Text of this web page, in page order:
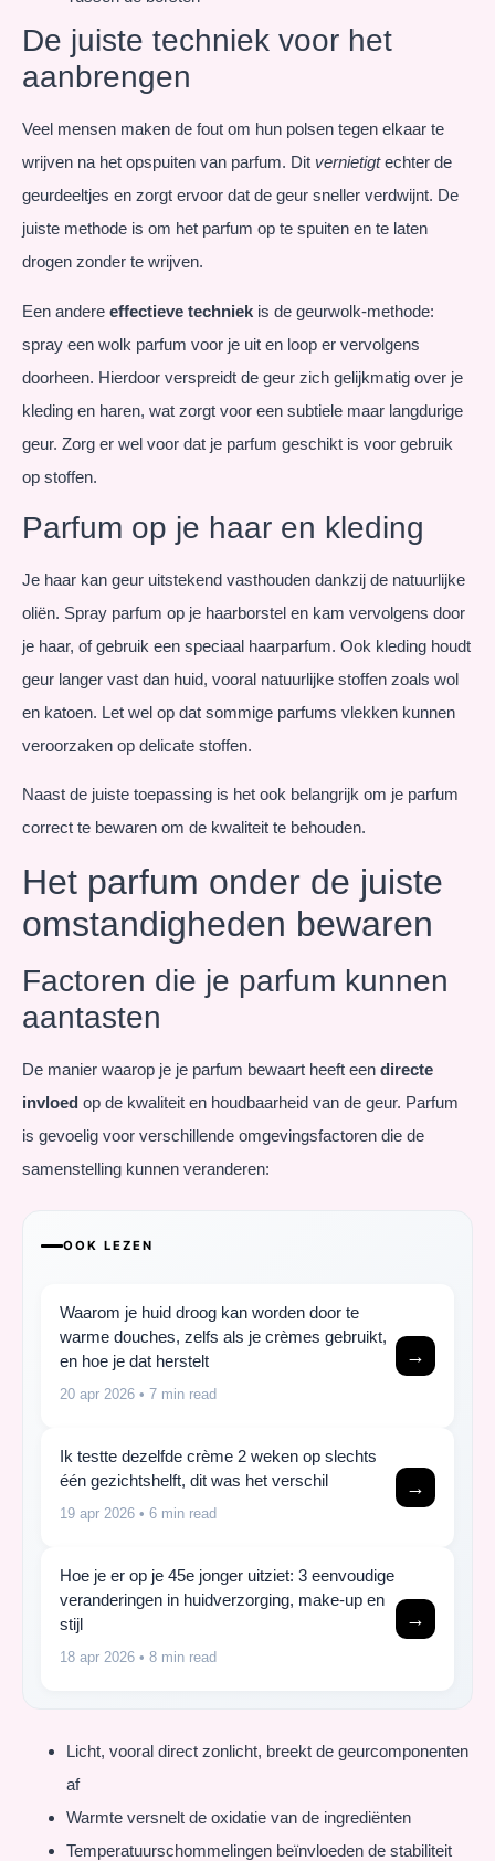
De juiste techniek voor het
aanbrengen
Veel mensen maken de fout om hun polsen tegen elkaar te
wrijven na het opspuiten van parfum. Dit vernietigtechter de
geurdeeltjes en zorgt ervoor dat de geur sneller verdwijnt. De
juiste methode is om het parfum op te spuiten en te laten
drogen zonder te wrijven.
Een andere effectieve techniek is de geurwolk-methode:
spray een wolk parfum voor je uit en loop er vervolgens
doorheen. Hierdoor verspreidt de geur zich gelijkmatig over je
kleding en haren, wat zorgt voor een subtiele maar langdurige
geur. Zorg er wel voor dat je parfum geschikt is voor gebruik
op stoffen.
Parfum op je haar en kleding
Je haar kan geur uitstekend vasthouden dankzij de natuurlijke
oliën. Spray parfum op je haarborstel en kam vervolgens door
je haar, of gebruik een speciaal haarparfum. Ook kleding houdt
geur langer vast dan huid, vooral natuurlijke stoffen zoals wol
en katoen. Let wel op dat sommige parfums vlekken kunnen
veroorzaken op delicate stoffen.
Naast de juiste toepassing is het ook belangrijk om je parfum
correct te bewaren om de kwaliteit te behouden.
Het parfum onder de juiste
omstandigheden bewaren
Factoren die je parfum kunnen
aantasten
De manier waarop je je parfum bewaart heeft een directe
invloed op de kwaliteit en houdbaarheid van de geur. Parfum
is gevoelig voor verschillende omgevingsfactoren die de
samenstelling kunnen veranderen:
OOK LEZEN
Waarom je huid droog kan worden door te
warme douches, zelfs als je crèmes gebruikt,
en hoe je dat herstelt
20 apr 2026 • 7 min read
→
Ik testte dezelfde crème 2 weken op slechts
één gezichtshelft, dit was het verschil
19 apr 2026 • 6 min read
→
Hoe je er op je 45e jonger uitziet: 3 eenvoudige
veranderingen in huidverzorging, make-up en
stijl
18 apr 2026 • 8 min read
→
Licht, vooral direct zonlicht, breekt de geurcomponenten
af
Warmte versnelt de oxidatie van de ingrediënten
Temperatuurschommelingen beïnvloeden de stabiliteit